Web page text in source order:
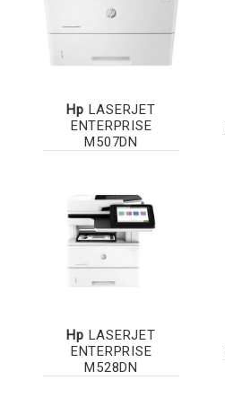
Hp LASERJET
ENTERPRISE
M507DN
Hp LASERJET
ENTERPRISE
M528DN